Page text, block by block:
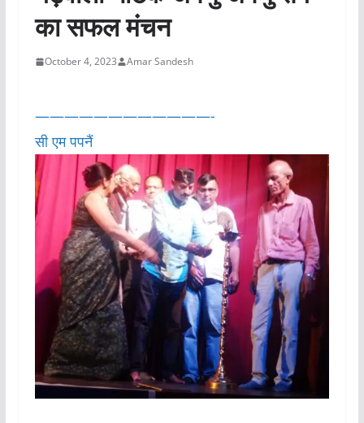
का सफल मंचन
October 4, 2023 Amar Sandesh
————————————-
सी एम पपनैं